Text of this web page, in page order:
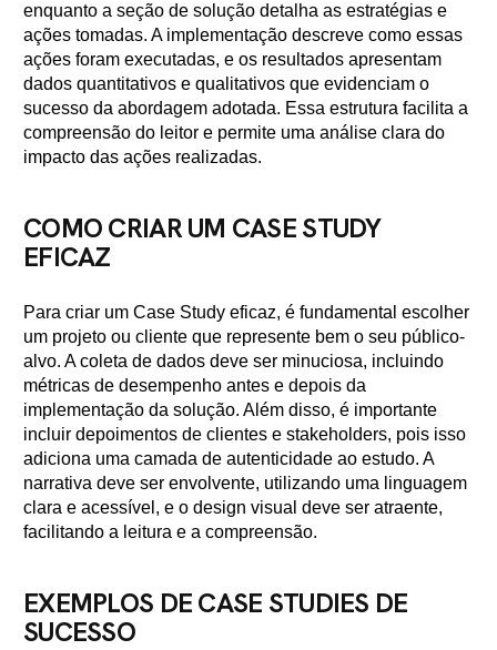
enquanto a seção de solução detalha as estratégias e
ações tomadas. A implementação descreve como essas
ações foram executadas, e os resultados apresentam
dados quantitativos e qualitativos que evidenciam o
sucesso da abordagem adotada. Essa estrutura facilita a
compreensão do leitor e permite uma análise clara do
impacto das ações realizadas.
COMO CRIAR UM CASE STUDY
EFICAZ
Para criar um Case Study eficaz, é fundamental escolher
um projeto ou cliente que represente bem o seu público-
alvo. A coleta de dados deve ser minuciosa, incluindo
métricas de desempenho antes e depois da
implementação da solução. Além disso, é importante
incluir depoimentos de clientes e stakeholders, pois isso
adiciona uma camada de autenticidade ao estudo. A
narrativa deve ser envolvente, utilizando uma linguagem
clara e acessível, e o design visual deve ser atraente,
facilitando a leitura e a compreensão.
EXEMPLOS DE CASE STUDIES DE
SUCESSO